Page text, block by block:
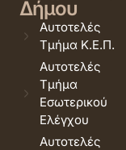
Δήμου
Αυτοτελές
Τμήμα Κ.Ε.Π.
Αυτοτελές
Τμήμα
Εσωτερικού
Ελέγχου
Αυτοτελές